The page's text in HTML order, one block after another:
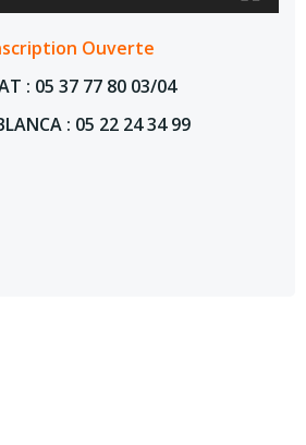
Ouverte
: 05 37 77 80 03/04
: 05 22 24 34 99